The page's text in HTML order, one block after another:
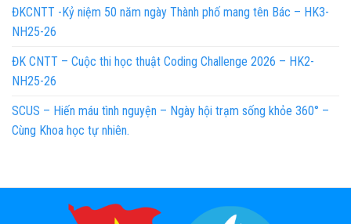
ĐKCNTT -Kỷ niệm 50 năm ngày Thành phố mang tên Bác – HK3-
NH25-26
ĐK CNTT – Cuộc thi học thuật Coding Challenge 2026 – HK2-
NH25-26
SCUS – Hiến máu tình nguyện – Ngày hội trạm sống khỏe 360° –
Cùng Khoa học tự nhiên.